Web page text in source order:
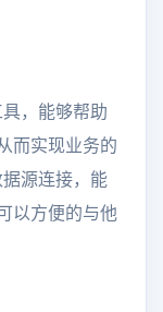
，能够帮助
而实现业务的
源连接，能
以方便的与他